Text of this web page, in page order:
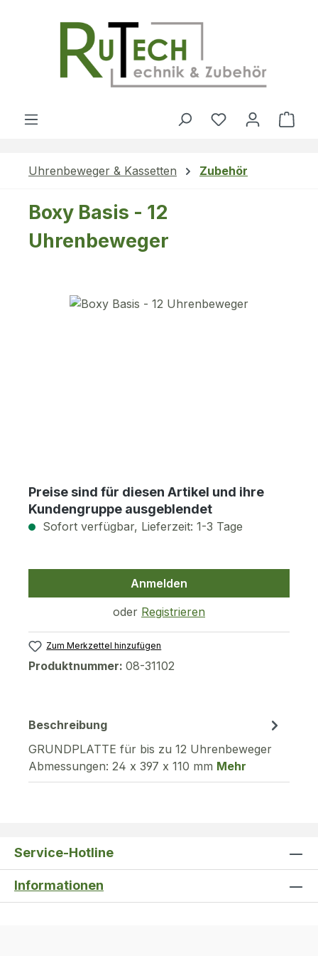
Du hast 0
Uhrenbeweger & Kassetten Zubehör
Boxy Basis - 12
Uhrenbeweger
Bildergalerie überspringen
Preise sind für diesen Artikel und ihre
Kundengruppe ausgeblendet
Sofort verfügbar, Lieferzeit: 1-3 Tage
Anmelden
oder Registrieren
Zum Merkzettel hinzufügen
Produktnummer: 08-31102
Beschreibung
GRUNDPLATTE für bis zu 12 Uhrenbeweger
Abmessungen: 24 x 397 x 110 mm Mehr
Service-Hotline
Informationen